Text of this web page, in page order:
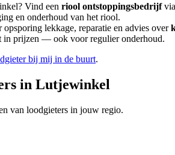
? Vind een riool ontstoppingsbedrijfvia
en onderhoud van het riool.
lekkage, reparatie en advies over
in prijzen — ook voor regulier onderhoud.
bij mij in de buurt.
in Lutjewinkel
van loodgieters in jouw regio.